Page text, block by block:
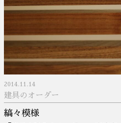
2014.11.14
建具のオーダー
縞々模様